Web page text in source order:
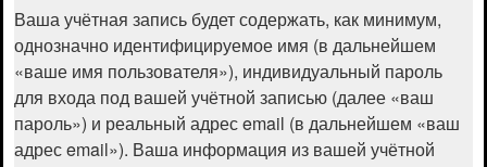
Ваша учётная запись будет содержать, как минимум,
однозначно идентифицируемое имя (в дальнейшем
«ваше имя пользователя»), индивидуальный пароль
для входа под вашей учётной записью (далее «ваш
пароль») и реальный адрес email (в дальнейшем «ваш
адрес email»). Ваша информация из вашей учётной